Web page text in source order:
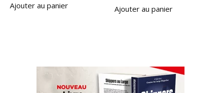
Ajouter au panier Ajouter au panier